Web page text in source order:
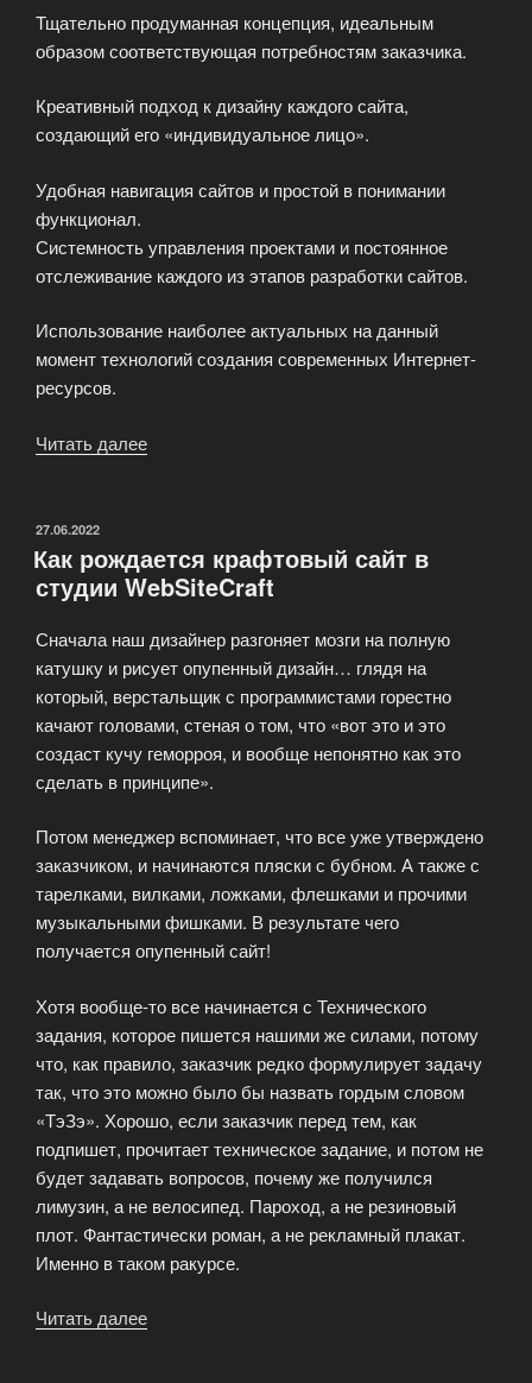
Тщательно продуманная концепция, идеальным
образом соответствующая потребностям заказчика.
Креативный подход к дизайну каждого сайта,
создающий его «индивидуальное лицо».
Удобная навигация сайтов и простой в понимании
функционал.
Системность управления проектами и постоянное
отслеживание каждого из этапов разработки сайтов.
Использование наиболее актуальных на данный
момент технологий создания современных Интернет-
ресурсов.
Читать далее
студии
WebSiteCraft»
ОПУБЛИКОВАНО
27.06.2022
Как рождается крафтовый сайт в
студии WebSiteCraft
Сначала наш дизайнер разгоняет мозги на полную
катушку и рисует опупенный дизайн… глядя на
который, верстальщик с программистами горестно
качают головами, стеная о том, что «вот это и это
создаст кучу геморроя, и вообще непонятно как это
сделать в принципе».
Потом менеджер вспоминает, что все уже утверждено
заказчиком, и начинаются пляски с бубном. А также с
тарелками, вилками, ложками, флешками и прочими
музыкальными фишками. В результате чего
получается опупенный сайт!
Хотя вообще-то все начинается с Технического
задания, которое пишется нашими же силами, потому
что, как правило, заказчик редко формулирует задачу
так, что это можно было бы назвать гордым словом
«ТэЗэ». Хорошо, если заказчик перед тем, как
подпишет, прочитает техническое задание, и потом не
будет задавать вопросов, почему же получился
лимузин, а не велосипед. Пароход, а не резиновый
плот. Фантастически роман, а не рекламный плакат.
Именно в таком ракурсе.
Читать далее